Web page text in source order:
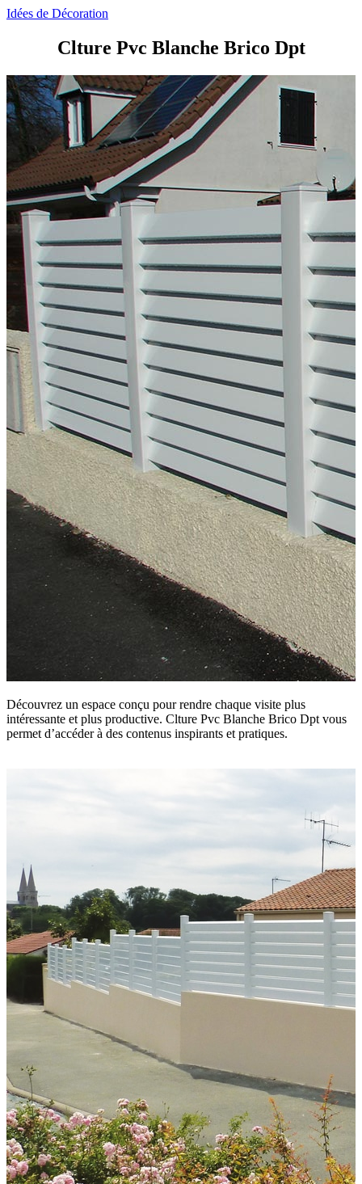
Idées de Décoration
Clture Pvc Blanche Brico Dpt
Découvrez un espace conçu pour rendre chaque visite plus
intéressante et plus productive. Clture Pvc Blanche Brico Dpt vous
permet d’accéder à des contenus inspirants et pratiques.